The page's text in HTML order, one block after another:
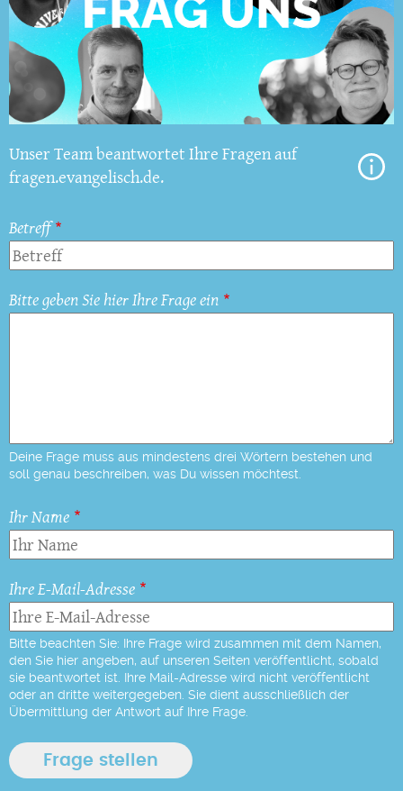
Unser Team beantwortet Ihre Fragen auf
fragen.evangelisch.de.
Betreff
Bitte geben Sie hier Ihre Frage ein
Deine Frage muss aus mindestens drei Wörtern bestehen und
soll genau beschreiben, was Du wissen möchtest.
Ihr Name
Ihre E-Mail-Adresse
Bitte beachten Sie: Ihre Frage wird zusammen mit dem Namen,
den Sie hier angeben, auf unseren Seiten veröffentlicht, sobald
sie beantwortet ist. Ihre Mail-Adresse wird nicht veröffentlicht
oder an dritte weitergegeben. Sie dient ausschließlich der
Übermittlung der Antwort auf Ihre Frage.